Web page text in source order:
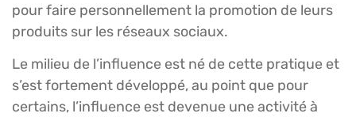
pour faire personnellement la promotion de leurs
produits sur les réseaux sociaux.
Le milieu de l’influence est né de cette pratique et
s’est fortement développé, au point que pour
certains, l’influence est devenue une activité à